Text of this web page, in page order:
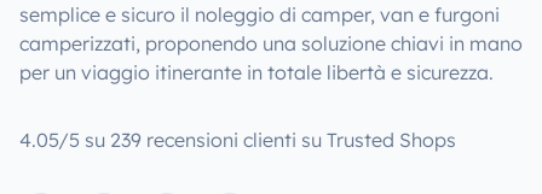
semplice e sicuro il noleggio di camper, van e furgoni
camperizzati, proponendo una soluzione chiavi in mano
per un viaggio itinerante in totale libertà e sicurezza.
4.05/5 su 239 recensioni clienti su Trusted Shops